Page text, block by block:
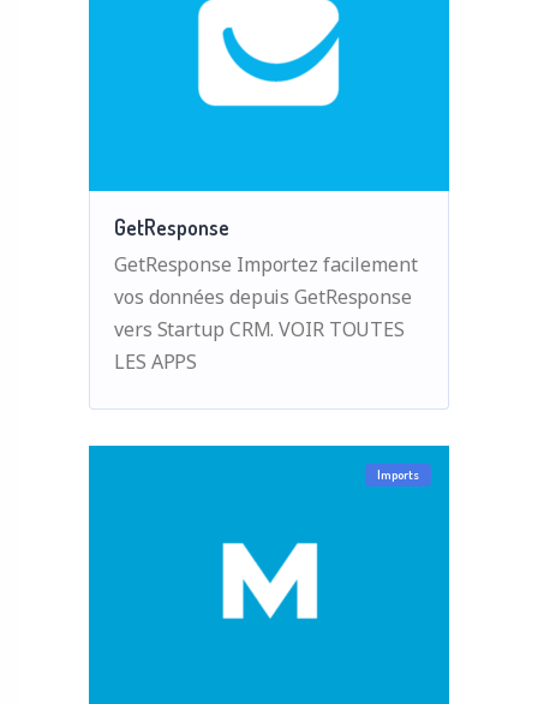
GetResponse
GetResponse Importez facilement
vos données depuis GetResponse
vers Startup CRM. VOIR TOUTES
LES APPS
Imports